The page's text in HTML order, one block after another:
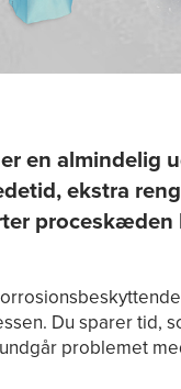
en almindelig
ekstra
proceskæden
Du sparer tid,
problemet